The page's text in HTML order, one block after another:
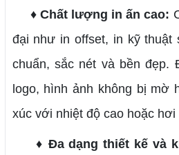
♦ Chất lượng in ấn cao:
đại như in offset, in kỹ thuật
chuẩn, sắc nét và bền đẹp.
logo, hình ảnh không bị mờ
xúc với nhiệt độ cao hoặc
♦ Đa dạng thiết kế và